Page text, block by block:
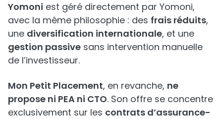
Yomoni est géré directement par Yomoni,
avec la même philosophie : des frais réduits,
une diversification internationale, et une
gestion passive sans intervention manuelle
de l’investisseur.
Mon Petit Placement, en revanche, ne
propose ni PEA ni CTO. Son offre se concentre
exclusivement sur les contrats d’assurance-